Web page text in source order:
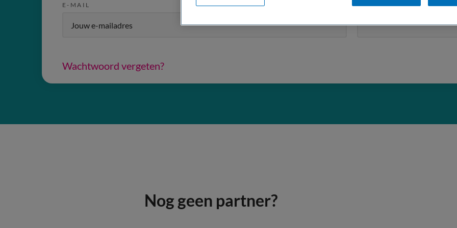
E-MAIL WACHTWOORD
Wachtwoord vergeten?
Nog geen partner?